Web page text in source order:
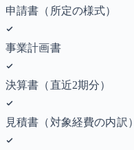
申請書（所定の様式）
事業計画書
決算書（直近2期分）
見積書（対象経費の内訳）